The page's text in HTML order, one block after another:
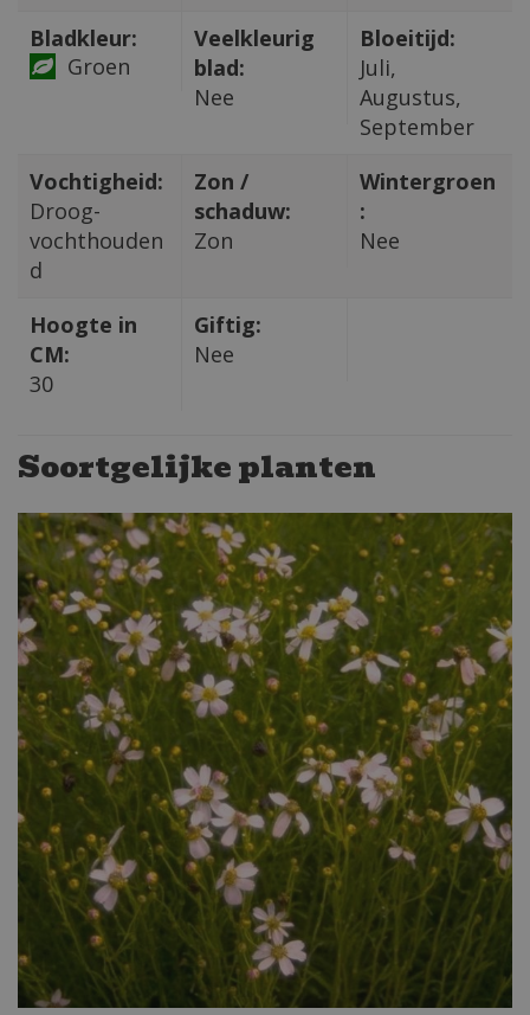
Bladkleur:
Groen
Veelkleurig
blad:
Nee
Bloeitijd:
Juli,
Augustus,
September
Vochtigheid:
Droog-
vochthouden
d
Zon /
schaduw:
Zon
Wintergroen
:
Nee
Hoogte in
CM:
30
Giftig:
Nee
Soortgelijke planten